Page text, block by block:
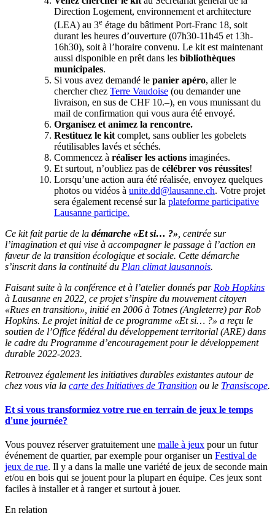
Direction Logement, environnement et architecture
(LEA) au 3e étage du bâtiment Port-Franc 18, soit
durant les heures d’ouverture (07h30-11h45 et 13h-
16h30), soit à l’horaire convenu. Le kit est maintenant
aussi disponible en prêt dans les bibliothèques
municipales.
Si vous avez demandé le panier apéro, aller le
chercher chez Terre Vaudoise (ou demander une
livraison, en sus de CHF 10.–), en vous munissant du
mail de confirmation qui vous aura été envoyé.
Organisez et animez la rencontre.
Restituez le kit complet, sans oublier les gobelets
réutilisables lavés et séchés.
Commencez à réaliser les actions imaginées.
Et surtout, n’oubliez pas de célébrer vos réussites!
Lorsqu’une action aura été réalisée, envoyez quelques
photos ou vidéos à unite.dd@lausanne.ch. Votre projet
sera également recensé sur la plateforme participative
Lausanne participe.
Ce kit fait partie de la démarche «Et si… ?» , centrée sur
l’imagination et qui vise à accompagner le passage à l’action en
faveur de la transition écologique et sociale. Cette démarche
s’inscrit dans la continuité du Plan climat lausannois.
Faisant suite à la conférence et à l’atelier donnés par Rob Hopkins
à Lausanne en 2022, ce projet s’inspire du mouvement citoyen
«Rues en transition», initié en 2006 à Totnes (Angleterre) par Rob
Hopkins. Le projet initial de ce programme «Et si… ?» a reçu le
soutien de l’Office fédéral du développement territorial (ARE) dans
le cadre du Programme d’encouragement pour le développement
durable 2022-2023.
Retrouvez également les initiatives durables existantes autour de
chez vous via la carte des Initiatives de Transition ou le Transiscope.
Et si vous transformiez votre rue en terrain de jeux le temps
d'une journée?
Vous pouvez réserver gratuitement une malle à jeux pour un futur
événement de quartier, par exemple pour organiser un Festival de
jeux de rue. Il y a dans la malle une variété de jeux de seconde main
et/ou en bois qui se jouent pour la plupart en équipe. Ces jeux sont
faciles à installer et à ranger et surtout à jouer.
En relation